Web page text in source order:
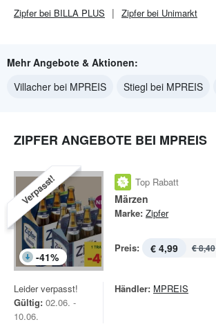
Zipfer bei BILLA PLUS
Zipfer bei Unimarkt
Mehr Angebote & Aktionen:
Villacher bei MPREIS
Stiegl bei MPREIS
ZIPFER ANGEBOTE BEI MPREIS
Verpasst!
-41%
Top Rabatt
Märzen
Marke: Zipfer
Preis: € 4,99 € 8,40
Leider verpasst!
Gültig: 02.06. -
10.06.
Händler: MPREIS